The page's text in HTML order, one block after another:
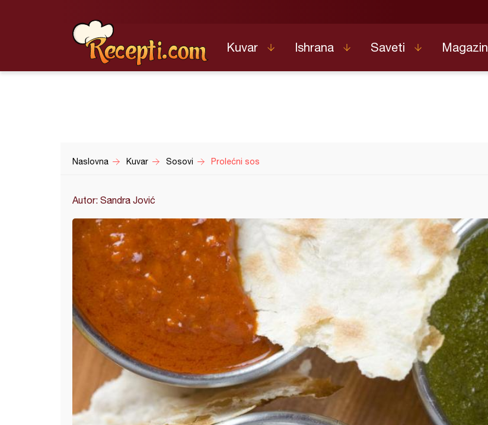
Kuvar Ishrana Saveti Magazin
Naslovna Kuvar Sosovi Prolećni sos
Autor: Sandra Jović